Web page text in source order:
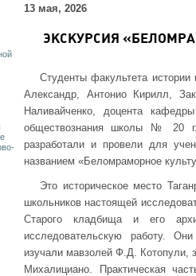
13 мая, 2026
ЭКСКУРСИЯ
Студенты факультета
Александр, Антонио Кирилл,
Наливайченко, доцента
обществознания школы № 20 г.
разработали и провели для
названием «Беломраморное
Это историческое место
школьников настоящей
Старого кладбища и его
исследовательскую работу.
изучали мавзолей Ф.Д. Котопули,
Михалициано. Практическая